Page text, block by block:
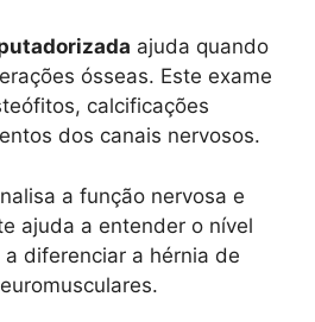
ajuda quando
ósseas. Este exame
calcificações
dos canais nervosos.
a função nervosa e
ajuda a entender o nível
diferenciar a hérnia de